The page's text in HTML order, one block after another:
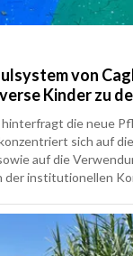
von
Kinder zu
hinterfragt die neue
sich auf
auf die
der institutionellen